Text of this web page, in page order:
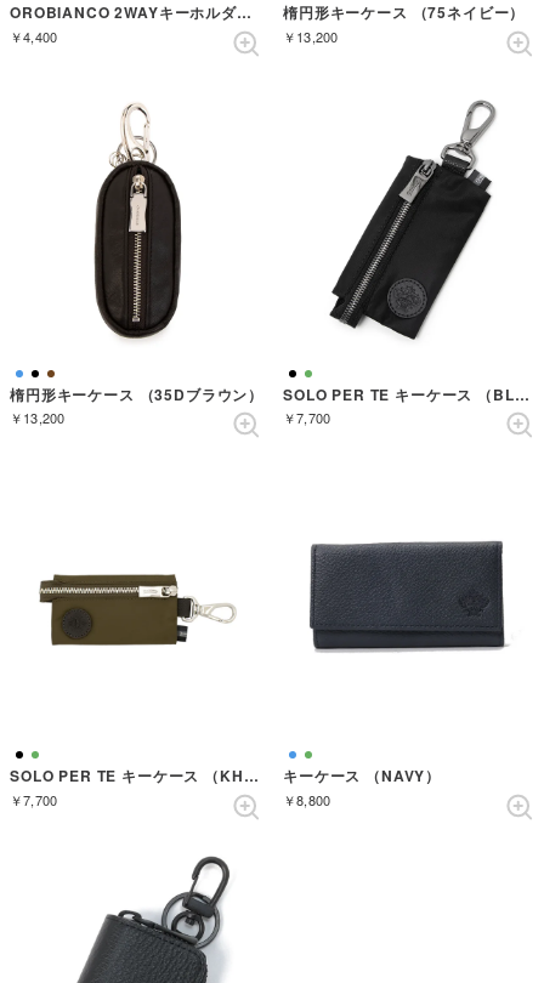
OROBIANCO 2WAYキーホルダー BK ORKYー005BK （BLACK）
￥4,400
楕円形キーケース （75ネイビー）
￥13,200
楕円形キーケース （35Dブラウン）
￥13,200
SOLO PER TE キーケース （BLACK）
￥7,700
SOLO PER TE キーケース （KHAKI）
￥7,700
キーケース （NAVY）
￥8,800